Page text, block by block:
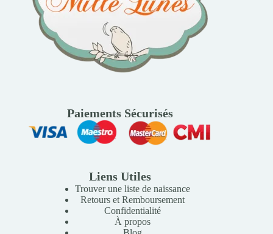
Paiements Sécurisés
Liens Utiles
Trouver une liste de naissance
Retours et Remboursement
Confidentialité
À propos